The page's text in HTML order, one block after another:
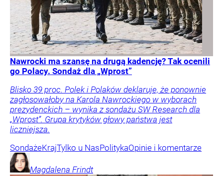
Nawrocki ma szansę na drugą kadencję? Tak ocenili
go Polacy. Sondaż dla „Wprost”
Blisko 39 proc. Polek i Polaków deklaruje, że ponownie
zagłosowałoby na Karola Nawrockiego w wyborach
prezydenckich – wynika z sondażu SW Research dla
„Wprost”. Grupa krytyków głowy państwa jest
liczniejsza.
SondażeKrajTylko u NasPolitykaOpinie i komentarze
Magdalena Frindt